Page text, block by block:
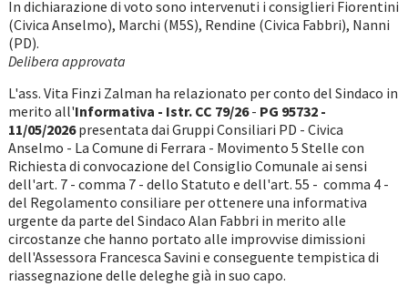
In dichiarazione di voto sono intervenuti i consiglieri Fiorentini
(Civica Anselmo), Marchi (M5S), Rendine (Civica Fabbri), Nanni
(PD).
Delibera approvata
L'ass. Vita Finzi Zalman ha relazionato per conto del Sindaco in
merito all'Informativa - Istr. CC 79/26- PG 95732 -
11/05/2026presentata dai Gruppi Consiliari PD - Civica
Anselmo - La Comune di Ferrara - Movimento 5 Stelle con
Richiesta di convocazione del Consiglio Comunale ai sensi
dell'art. 7 - comma 7 - dello Statuto e dell'art. 55 - comma 4 -
del Regolamento consiliare per ottenere una informativa
urgente da parte del Sindaco Alan Fabbri in merito alle
circostanze che hanno portato alle improvvise dimissioni
dell'Assessora Francesca Savini e conseguente tempistica di
riassegnazione delle deleghe già in suo capo.